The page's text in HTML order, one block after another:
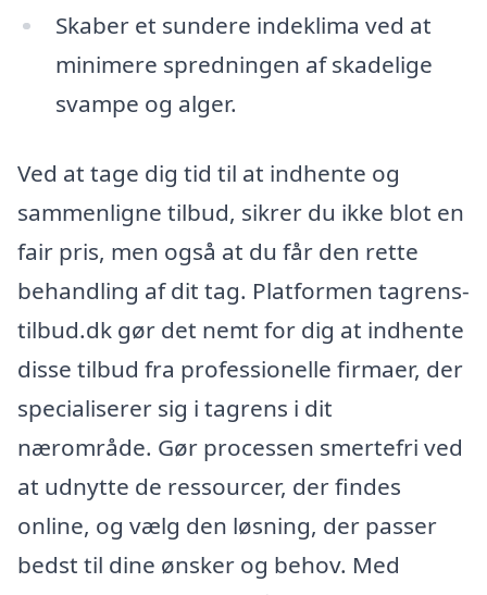
Skaber et sundere indeklima ved at
minimere spredningen af skadelige
svampe og alger.
Ved at tage dig tid til at indhente og
sammenligne tilbud, sikrer du ikke blot en
fair pris, men også at du får den rette
behandling af dit tag. Platformen tagrens-
tilbud.dk gør det nemt for dig at indhente
disse tilbud fra professionelle firmaer, der
specialiserer sig i tagrens i dit
nærområde. Gør processen smertefri ved
at udnytte de ressourcer, der findes
online, og vælg den løsning, der passer
bedst til dine ønsker og behov. Med